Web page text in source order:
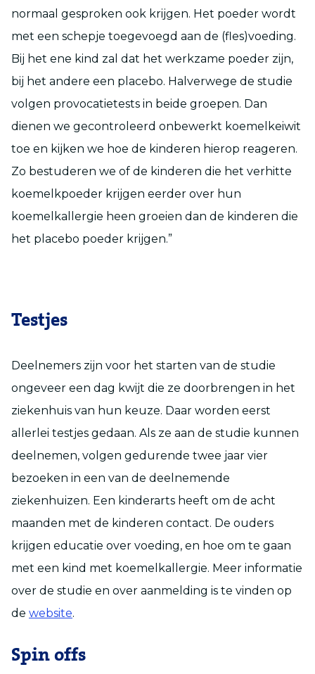
normaal gesproken ook krijgen. Het poeder wordt
met een schepje toegevoegd aan de (fles)voeding.
Bij het ene kind zal dat het werkzame poeder zijn,
bij het andere een placebo. Halverwege de studie
volgen provocatietests in beide groepen. Dan
dienen we gecontroleerd onbewerkt koemelkeiwit
toe en kijken we hoe de kinderen hierop reageren.
Zo bestuderen we of de kinderen die het verhitte
koemelkpoeder krijgen eerder over hun
koemelkallergie heen groeien dan de kinderen die
het placebo poeder krijgen.”
Testjes
Deelnemers zijn voor het starten van de studie
ongeveer een dag kwijt die ze doorbrengen in het
ziekenhuis van hun keuze. Daar worden eerst
allerlei testjes gedaan. Als ze aan de studie kunnen
deelnemen, volgen gedurende twee jaar vier
bezoeken in een van de deelnemende
ziekenhuizen. Een kinderarts heeft om de acht
maanden met de kinderen contact. De ouders
krijgen educatie over voeding, en hoe om te gaan
met een kind met koemelkallergie. Meer informatie
over de studie en over aanmelding is te vinden op
de website.
Spin offs